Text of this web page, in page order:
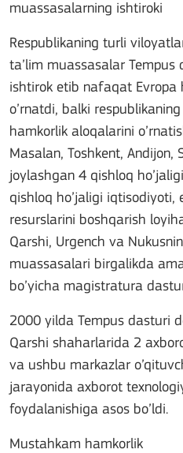
muassasalarning ishtiroki
Respublikaning turli
ta’lim muassasalar
ishtirok etib nafaqat Evropa
o’rnatdi, balki
hamkorlik aloqalarini
Masalan, Toshkent, Andijon,
joylashgan 4 qishloq
qishloq ho’jaligi iqtisodiyoti,
resurslarini boshqarish
Qarshi, Urgench va
muassasalari birgalikda
bo’yicha magistratura
2000 yilda Tempus dasturi
Qarshi shaharlarida 2
va ushbu markazlar
jarayonida axborot
foydalanishiga asos bo’ldi.
Mustahkam hamkorlik